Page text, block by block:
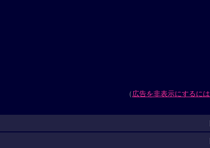
（広告を非表示にするには